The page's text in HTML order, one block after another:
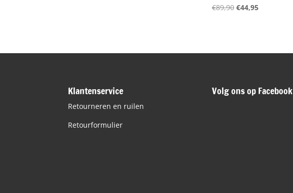
€89,90 Oorspronkelijke
€44,95Huidige
Klantenservice
Retourneren en ruilen
Retourformulier
Volg ons op Facebook